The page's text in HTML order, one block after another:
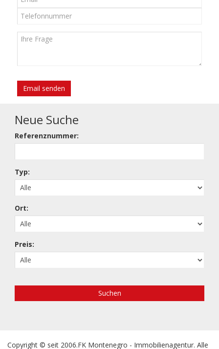
Email senden
Neue Suche
Referenznummer:
Typ:
Ort:
Preis:
Suchen
Copyright © seit 2006.FK Montenegro - Immobilienagentur. Alle